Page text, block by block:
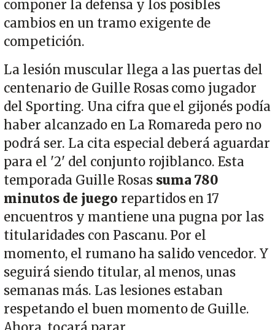
componer la defensa y los posibles
cambios en un tramo exigente de
competición.
La lesión muscular llega a las puertas del
centenario de Guille Rosas como jugador
del Sporting. Una cifra que el gijonés podía
haber alcanzado en La Romareda pero no
podrá ser. La cita especial deberá aguardar
para el '2' del conjunto rojiblanco. Esta
temporada Guille Rosassuma 780
minutos de juego repartidos en 17
encuentros y mantiene una pugna por las
titularidades con Pascanu. Por el
momento, el rumano ha salido vencedor. Y
seguirá siendo titular, al menos, unas
semanas más. Las lesiones estaban
respetando el buen momento de Guille.